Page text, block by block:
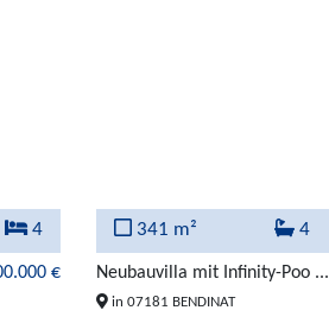
4
€
341 m² 4
Neubauvilla mit Infinity-Poo ...
in 07181 BENDINAT